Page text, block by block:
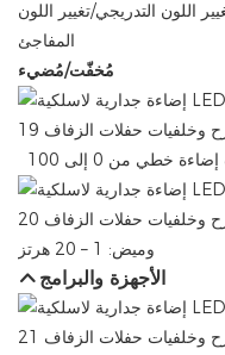
اللون التدريجي/تغيير اللون
المفاجئ
مُخفّت/مُضيء
وميض: 1 – 20 هرتز
الأجهزة والبرامج